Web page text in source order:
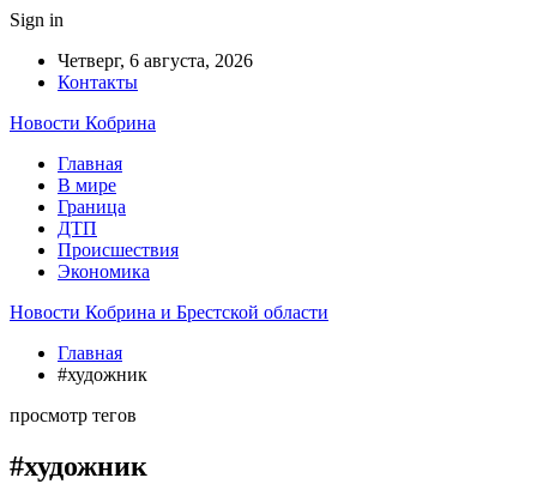
Sign in
Четверг, 6 августа, 2026
Контакты
Новости Кобрина
Главная
В мире
Граница
ДТП
Происшествия
Экономика
Новости Кобрина и Брестской области
Главная
#художник
просмотр тегов
#художник